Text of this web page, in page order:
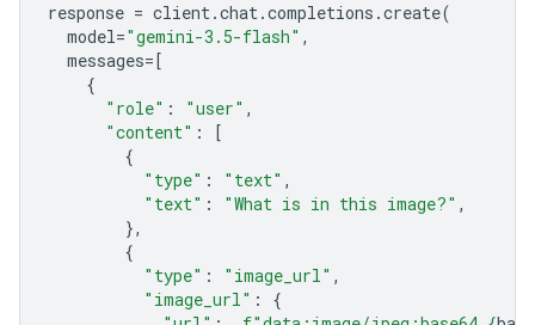
response = client.chat.completions .create(
model="gemini-3.5-flash" ,
messages=[
{
"role" : "user" ,
"content" :
[
{
"type" : "text" ,
"text" : "What is in this image?" ,
},
{
"type" : "image_url" ,
"image_url" :
{